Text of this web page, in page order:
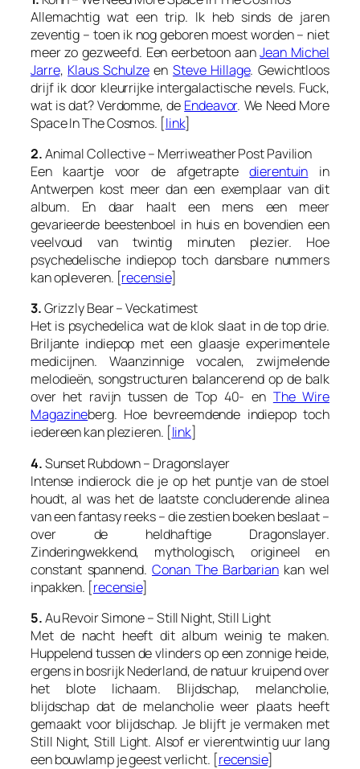
Allemachtig wat een trip. Ik heb sinds de jaren
zeventig – toen ik nog geboren moest worden – niet
meer zo gezweefd. Een eerbetoon aanJean Michel
Jarre, Klaus Schulzeen Steve Hillage. Gewichtloos
drijf ik door kleurrijke intergalactische nevels. Fuck,
wat is dat? Verdomme, de Endeavor. We Need More
Space In The Cosmos. [link]
2.Animal Collective – Merriweather Post Pavilion
Een kaartje voor de afgetraptedierentuin in
Antwerpen kost meer dan een exemplaar van dit
album. En daar haalt een mens een meer
gevarieerde beestenboel in huis en bovendien een
veelvoud van twintig minuten plezier. Hoe
psychedelische indiepop toch dansbare nummers
kan opleveren. [recensie]
3.Grizzly Bear – Veckatimest
Het is psychedelica wat de klok slaat in de top drie.
Briljante indiepop met een glaasje experimentele
medicijnen. Waanzinnige vocalen, zwijmelende
melodieën, songstructuren balancerend op de balk
over het ravijn tussen de Top 40- en The Wire
Magazineberg. Hoe bevreemdende indiepop toch
iedereen kan plezieren. [link]
4.Sunset Rubdown – Dragonslayer
Intense indierock die je op het puntje van de stoel
houdt, al was het de laatste concluderende alinea
van een fantasy reeks – die zestien boeken beslaat –
over de heldhaftige Dragonslayer.
Zinderingwekkend, mythologisch, origineel en
constant spannend. Conan The Barbariankan wel
inpakken. [recensie]
5.Au Revoir Simone – Still Night, Still Light
Met de nacht heeft dit album weinig te maken.
Huppelend tussen de vlinders op een zonnige heide,
ergens in bosrijk Nederland, de natuur kruipend over
het blote lichaam. Blijdschap, melancholie,
blijdschap dat de melancholie weer plaats heeft
gemaakt voor blijdschap. Je blijft je vermaken met
Still Night, Still Light. Alsof er vierentwintig uur lang
een bouwlamp je geest verlicht. [recensie]